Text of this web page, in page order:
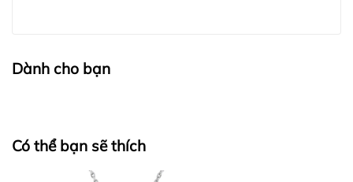
Dành cho bạn
Có thể bạn sẽ thích